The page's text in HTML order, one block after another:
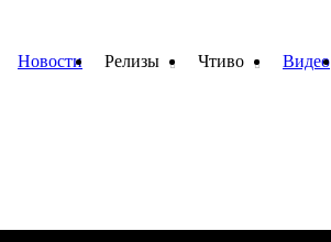
Новости Релизы Чтиво Видео